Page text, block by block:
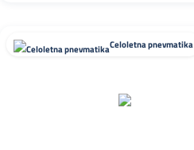
Celoletna pnevmatika